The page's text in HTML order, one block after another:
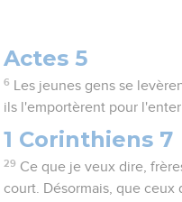
Actes 5
6
Les jeunes gens se
ils l'emportèrent pour
1 Corinthiens 7
29 Ce que je veux dire,
court. Désormais, que